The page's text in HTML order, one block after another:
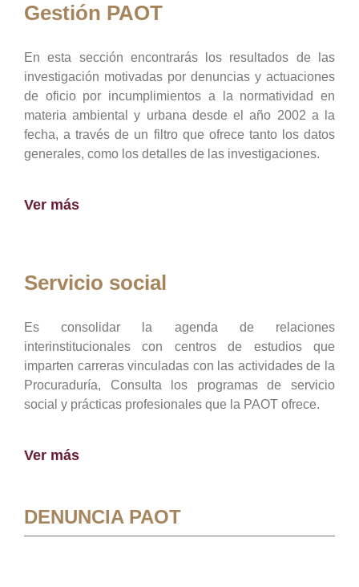
Gestión PAOT
En esta sección encontrarás los resultados de las
investigación motivadas por denuncias y actuaciones
de oficio por incumplimientos a la normatividad en
materia ambiental y urbana desde el año 2002 a la
fecha, a través de un filtro que ofrece tanto los datos
generales, como los detalles de las investigaciones.
Ver más
Servicio social
Es consolidar la agenda de relaciones
interinstitucionales con centros de estudios que
imparten carreras vinculadas con las actividades de la
Procuraduría, Consulta los programas de servicio
social y prácticas profesionales que la PAOT ofrece.
Ver más
DENUNCIA PAOT